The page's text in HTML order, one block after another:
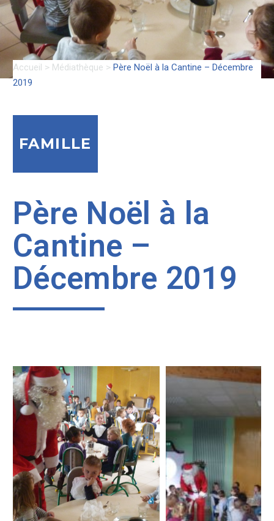
Accueil > Médiathèque > Père Noël à la Cantine – Décembre
2019
FAMILLE
Père Noël à la
Cantine –
Décembre 2019